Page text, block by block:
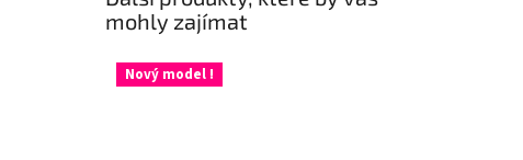
mohly zajímat
Nový model !